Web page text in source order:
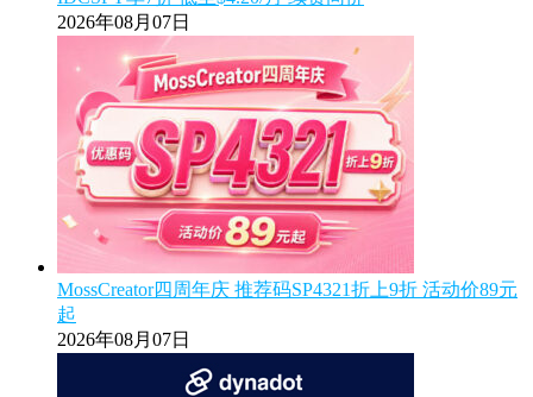
2026年08月07日
MossCreator四周年庆 推荐码SP4321折上9折 活动价89元
起
2026年08月07日